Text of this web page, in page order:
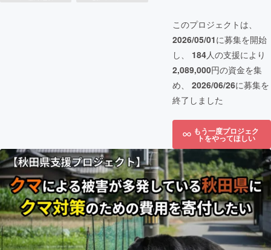
このプロジェクトは、
2026/05/01に募集を開始
し、 184人の支援により
2,089,000円の資金を集
め、 2026/06/26に募集を
終了しました
もう一度プロジェク
トをやってほしい